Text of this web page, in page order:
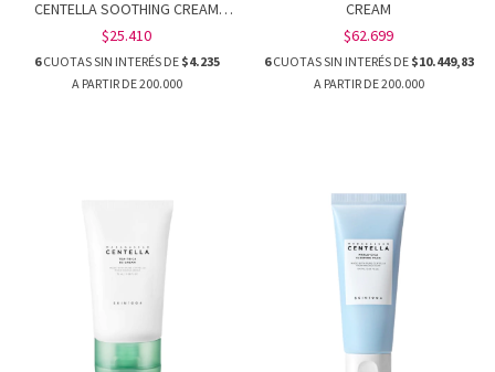
CENTELLA SOOTHING CREAM
TRAVEL SIZE
$25.410
6CUOTAS SIN INTERÉS DE $4.235
CREAM
$62.699
6CUOTAS SIN INTERÉS DE $10.449,83